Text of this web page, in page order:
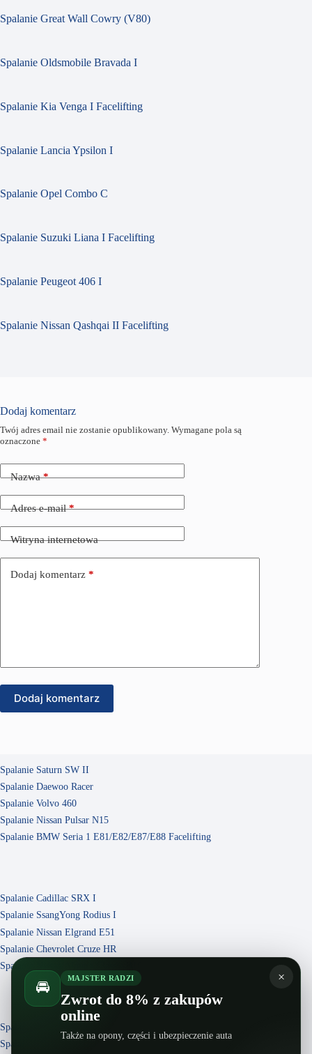
Spalanie Great Wall Cowry (V80)
Spalanie Oldsmobile Bravada I
Spalanie Kia Venga I Facelifting
Spalanie Lancia Ypsilon I
Spalanie Opel Combo C
Spalanie Suzuki Liana I Facelifting
Spalanie Peugeot 406 I
Spalanie Nissan Qashqai II Facelifting
Dodaj komentarz
Twój adres email nie zostanie opublikowany. Wymagane pola są
oznaczone *
Nazwa*
Adres e-mail*
Witryna internetowa
Dodaj komentarz *
Dodaj komentarz
Spalanie Saturn SW II
Spalanie Daewoo Racer
Spalanie Volvo 460
Spalanie Nissan Pulsar N15
Spalanie BMW Seria 1 E81/E82/E87/E88 Facelifting
Spalanie Cadillac SRX I
Spalanie SsangYong Rodius I
Spalanie Nissan Elgrand E51
Spalanie Chevrolet Cruze HR
Spalanie Nissan Almera Classic B10
Spalanie Chevrolet Impala V 5 Facelifting
Spalanie Luxgen 7
×
🚘 MAJSTER RADZI
Zwrot do 8% z zakupów
online
Także na opony, części i ubezpieczenie auta